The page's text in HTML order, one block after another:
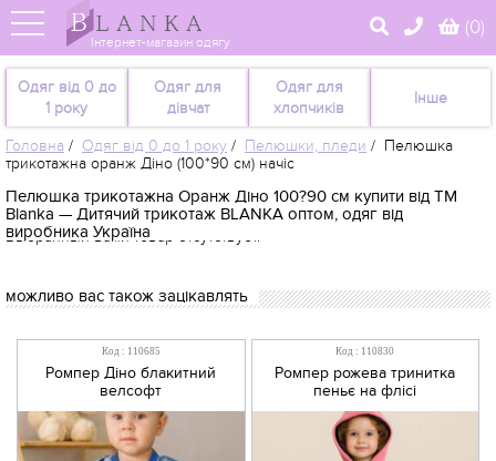
Інтернет-магазин одягу
(0)
Одяг від 0 до
1 року
Одяг для
дівчат
Одяг для
хлопчиків
Інше
Головна / Одяг від 0 до 1 року / Пелюшки, пледи / Пелюшка
трикотажна оранж Діно (100*90 см) начіс
Пелюшка трикотажна Оранж Діно 100?90 см купити від TM
Blanka — Дитячий трикотаж BLANKA оптом, одяг від
виробника Україна
Выбранный вами товар отсутствует.
можливо вас також зацікавлять
Код : 110685
Ромпер Діно блакитний
велсофт
Код : 110830
Ромпер рожева тринитка
пеньє на флісі